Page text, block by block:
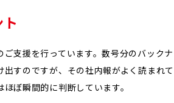
支援を行っています。数号分のバックナ
すのですが、その社内報がよく読まれて
ぼ瞬間的に判断しています。